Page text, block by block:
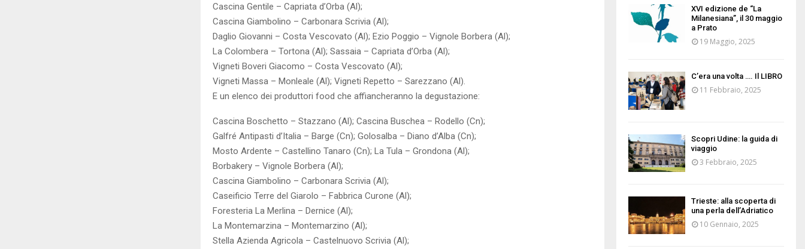
Cascina Gentile – Capriata d’Orba (Al);
Cascina Giambolino – Carbonara Scrivia (Al);
Daglio Giovanni – Costa Vescovato (Al); Ezio Poggio – Vignole Borbera (Al);
La Colombera – Tortona (Al); Sassaia – Capriata d’Orba (Al);
Vigneti Boveri Giacomo – Costa Vescovato (Al);
Vigneti Massa – Monleale (Al); Vigneti Repetto – Sarezzano (Al).
E un elenco dei produttori food che affiancheranno la degustazione:
Cascina Boschetto – Stazzano (Al); Cascina Buschea – Rodello (Cn);
Galfré Antipasti d’Italia – Barge (Cn); Golosalba – Diano d’Alba (Cn);
Mosto Ardente – Castellino Tanaro (Cn); La Tula – Grondona (Al);
Borbakery – Vignole Borbera (Al);
Cascina Giambolino – Carbonara Scrivia (Al);
Caseificio Terre del Giarolo – Fabbrica Curone (Al);
Foresteria La Merlina – Dernice (Al);
La Montemarzina – Montemarzino (Al);
Stella Azienda Agricola – Castelnuovo Scrivia (Al);
XVI edizione de “La
Milanesiana”, il 30 maggio
a Prato
19 Maggio, 2025
C’era una volta …. Il LIBRO
11 Febbraio, 2025
Scopri Udine: la guida di
viaggio
3 Febbraio, 2025
Trieste: alla scoperta di
una perla dell’Adriatico
10 Gennaio, 2025